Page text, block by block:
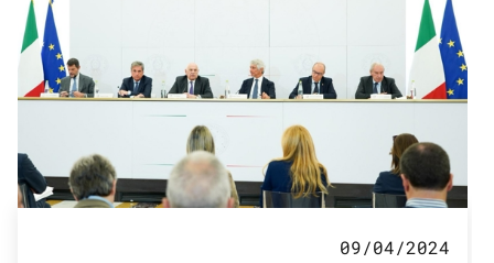
09/04/2024